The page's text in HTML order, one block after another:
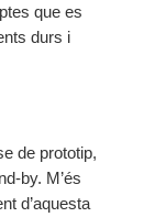
que es
durs i
de prototip,
by. M’és
d’aquesta